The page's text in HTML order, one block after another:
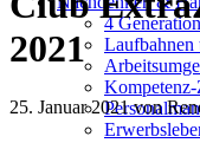
4
Laufbahnen
2021
25. Januar 2021von